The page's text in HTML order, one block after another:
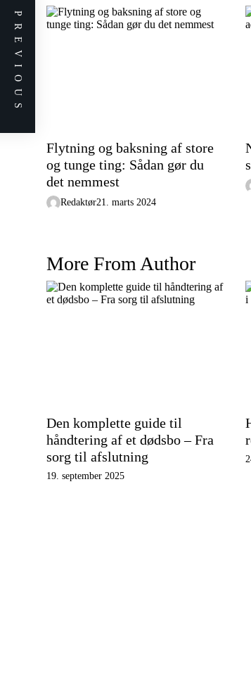
o
Flytning og baksning af store
og tunge ting: Sådan gør du
det nemmest
Redaktør21. marts 2024
More From Author
Den komplette guide til
håndtering af et dødsbo – Fra
sorg til afslutning
19. september 2025
PREVIOUS